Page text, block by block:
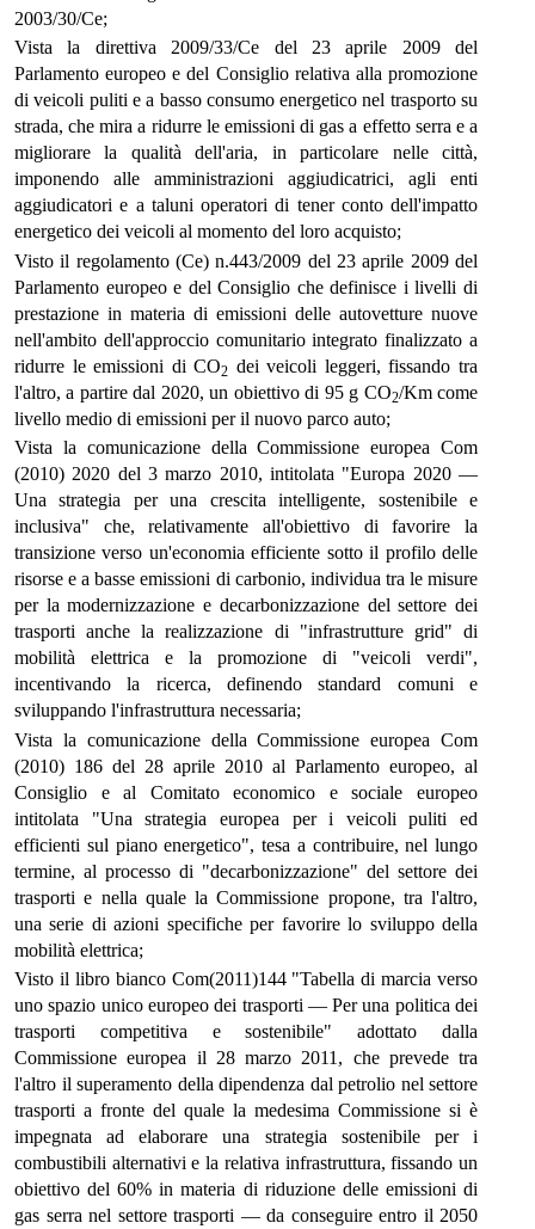
2003/30/Ce;
Vista la direttiva 2009/33/Ce del 23 aprile 2009 del
Parlamento europeo e del Consiglio relativa alla promozione
di veicoli puliti e a basso consumo energetico nel trasporto su
strada, che mira a ridurre le emissioni di gas a effetto serra e a
migliorare la qualità dell'aria, in particolare nelle città,
imponendo alle amministrazioni aggiudicatrici, agli enti
aggiudicatori e a taluni operatori di tener conto dell'impatto
energetico dei veicoli al momento del loro acquisto;
Visto il regolamento (Ce) n.443/2009 del 23 aprile 2009 del
Parlamento europeo e del Consiglio che definisce i livelli di
prestazione in materia di emissioni delle autovetture nuove
nell'ambito dell'approccio comunitario integrato finalizzato a
ridurre le emissioni di CO2 dei veicoli leggeri, fissando tra
l'altro, a partire dal 2020, un obiettivo di 95 g CO2/Km come
livello medio di emissioni per il nuovo parco auto;
Vista la comunicazione della Commissione europea Com
(2010) 2020 del 3 marzo 2010, intitolata "Europa 2020 —
Una strategia per una crescita intelligente, sostenibile e
inclusiva" che, relativamente all'obiettivo di favorire la
transizione verso un'economia efficiente sotto il profilo delle
risorse e a basse emissioni di carbonio, individua tra le misure
per la modernizzazione e decarbonizzazione del settore dei
trasporti anche la realizzazione di "infrastrutture grid" di
mobilità elettrica e la promozione di "veicoli verdi",
incentivando la ricerca, definendo standard comuni e
sviluppando l'infrastruttura necessaria;
Vista la comunicazione della Commissione europea Com
(2010) 186 del 28 aprile 2010 al Parlamento europeo, al
Consiglio e al Comitato economico e sociale europeo
intitolata "Una strategia europea per i veicoli puliti ed
efficienti sul piano energetico", tesa a contribuire, nel lungo
termine, al processo di "decarbonizzazione" del settore dei
trasporti e nella quale la Commissione propone, tra l'altro,
una serie di azioni specifiche per favorire lo sviluppo della
mobilità elettrica;
Visto il libro bianco Com(2011)144 "Tabella di marcia verso
uno spazio unico europeo dei trasporti — Per una politica dei
trasporti competitiva e sostenibile" adottato dalla
Commissione europea il 28 marzo 2011, che prevede tra
l'altro il superamento della dipendenza dal petrolio nel settore
trasporti a fronte del quale la medesima Commissione si è
impegnata ad elaborare una strategia sostenibile per i
combustibili alternativi e la relativa infrastruttura, fissando un
obiettivo del 60% in materia di riduzione delle emissioni di
gas serra nel settore trasporti — da conseguire entro il 2050